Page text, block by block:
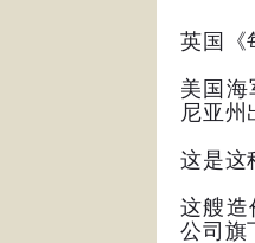
英国《
美国海
尼亚州
这是这
这艘造
公司旗